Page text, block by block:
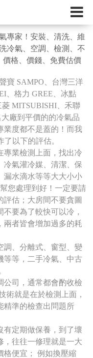
專家！安裝、清洗、維
冷氣、空調、檢測、不
格、價錢、免費估價
寶 SAMPO、台灣三洋
、格力 GREE、冰點
MITSUBISHI、禾聯
廠到平價的的冷氣品
業度都不是蓋的！而我
以下的評估。
專業檢測上面，找出冷
冷氣灌冷媒、清潔、保
漏水滴水等等大大小小
您處理到好！一定要請
估；大房間不要貪圖
要為了較快可以冷，
兩者皆會增加過多的耗
調、分離式、窗型、變
等等，二手冷氣、中古
公司，通常都會酌收檢
術就是在於檢測上面，
精準的檢查出問題所
有定期做保養，到了壞
，往往一修理就是一大
格便宜； 例如換壓縮